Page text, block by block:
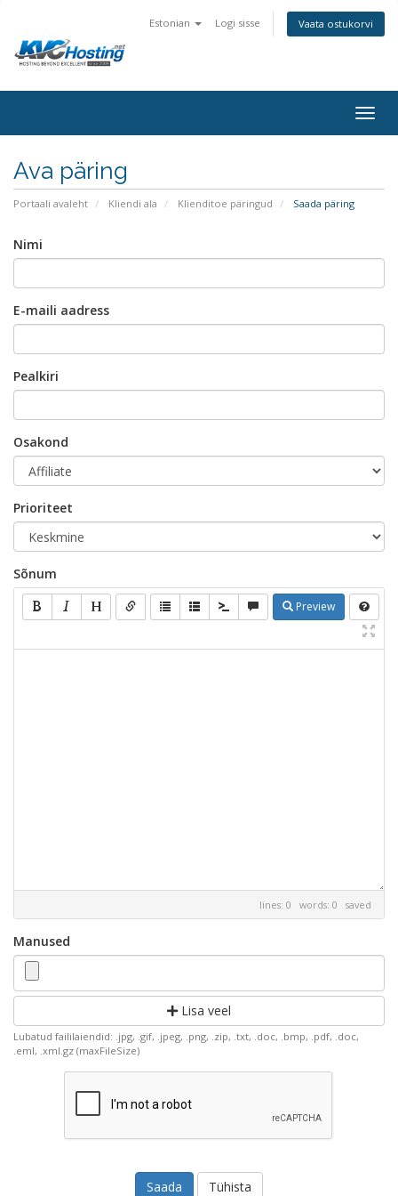
Estonian Logi sisse Vaata ostukorvi
Ava päring
Portaali avaleht Kliendi ala Klienditoe päringud Saada päring
Nimi
E-maili aadress
Pealkiri
Osakond
Prioriteet
Sõnum
Preview
lines: 0 words: 0 saved
Manused
Lisa veel
Lubatud faililaiendid: .jpg, .gif, .jpeg, .png, .zip, .txt, .doc, .bmp, .pdf, .doc,
.eml, .xml.gz (maxFileSize)
Tühista